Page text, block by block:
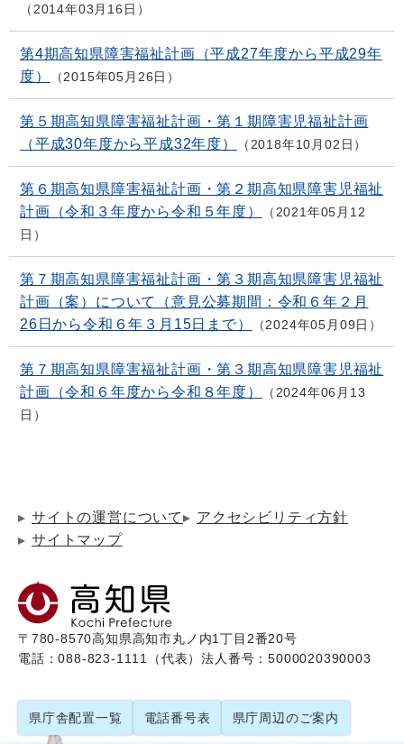
2014年03月16日
第4期高知県障害福祉計画（平成27年度から平成29年
度）
2015年05月26日
第５期高知県障害福祉計画・第１期障害児福祉計画
（平成30年度から平成32年度）
2018年10月02日
第６期高知県障害福祉計画・第２期高知県障害児福祉
計画（令和３年度から令和５年度）
2021年05月12
日
第７期高知県障害福祉計画・第３期高知県障害児福祉
計画（案）について（意見公募期間：令和６年２月
26日から令和６年３月15日まで）
2024年05月09日
第７期高知県障害福祉計画・第３期高知県障害児福祉
計画（令和６年度から令和８年度）
2024年06月13
日
サイトの運営について
アクセシビリティ方針
サイトマップ
〒780-8570高知県高知市丸ノ内1丁目2番20号
電話：088-823-1111（代表）法人番号：5000020390003
県庁舎配置一覧 電話番号表 県庁周辺のご案内